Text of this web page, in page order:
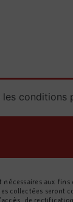
conditions
aux
collectées seront